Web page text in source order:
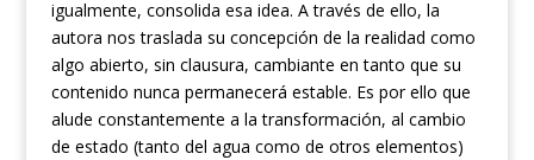
igualmente, consolida esa idea. A través de ello, la
autora nos traslada su concepción de la realidad como
algo abierto, sin clausura, cambiante en tanto que su
contenido nunca permanecerá estable. Es por ello que
alude constantemente a la transformación, al cambio
de estado (tanto del agua como de otros elementos)